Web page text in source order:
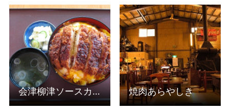
会津柳津ソースカツ丼
の詳細はこちら
会津柳津ソースカツ丼
焼肉あらやしき の詳細
はこちら
焼肉あらやしき